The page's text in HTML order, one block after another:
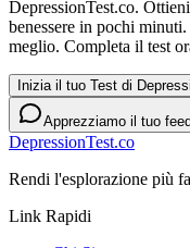
DepressionTest.co.
benessere in pochi
meglio. Completa il test
Inizia il tuo Test di
Apprezziamo il tuo
DepressionTest.co
Rendi l'esplorazione più
Link Rapidi